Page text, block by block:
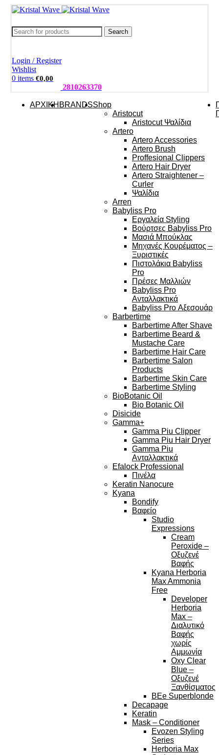
Search
Login / Register
Wishlist
0 items €0,00
2810263370
ΑΡΧΙΚΗ BRANDSShop
Aristocut
Aristocut Ψαλίδια
Artero
Artero Accessories
Artero Brush
Proffesional Clippers
Artero Hair Dryer
Artero Straightener –
Curler
Ψαλίδια
Arren
Babyliss Pro
Εργαλεία Styling
Βούρτσες Babyliss Pro
Μασιά Μπούκλας
Μηχανές Κουρέματος –
Ξυριστικές
Πιστολάκια Babyliss
Pro
Πρέσες Μαλλιών
Babyliss Pro
Ανταλλακτικά
Babyliss Pro Αξεσουάρ
Barbertime
Barbertime After Shave
Barbertime Beard &
Mustache Care
Barbertime Hair Care
Barbertime Salon
Products
Barbertime Skin Care
Barbertime Styling
BioBotanic Oil
Bio Botanic Oil
Disicide
Gamma+
Gamma Piu Clipper
Gamma Piu Hair Dryer
Gamma Piu
Ανταλλακτικά
Efalock Professional
Πινέλα
Keratin Nanocure
Kyana
Bondify
Βαφείο
Studio
Expressions
Cream
Peroxide –
Οξυζενέ
Βαφής
Kyana Herboria
Max Ammonia
Free
Developer
Herboria
Max –
Διαλυτικό
Βαφής
χωρίς
Αμμωνία
Oxy Clear
Blue –
Οξυζενέ
Ξανθίσματος
BEe Superblonde
Decapage
Keratin
Mask – Conditioner
Evozen Styling
Series
Herboria Max